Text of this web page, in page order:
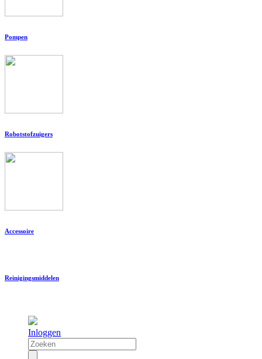
Pompen
Robotstofzuigers
Accessoire
Reinigingsmiddelen
Inloggen